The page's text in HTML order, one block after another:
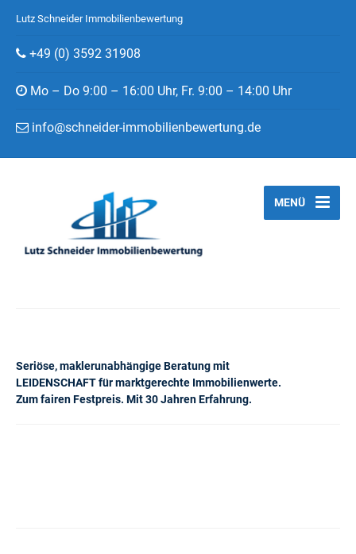
Lutz Schneider Immobilienbewertung
+49 (0) 3592 31908
Mo – Do 9:00 – 16:00 Uhr, Fr. 9:00 – 14:00 Uhr
info@schneider-immobilienbewertung.de
Seriöse, maklerunabhängige Beratung mit
LEIDENSCHAFT für marktgerechte Immobilienwerte.
Zum fairen Festpreis. Mit 30 Jahren Erfahrung.
MENÜ